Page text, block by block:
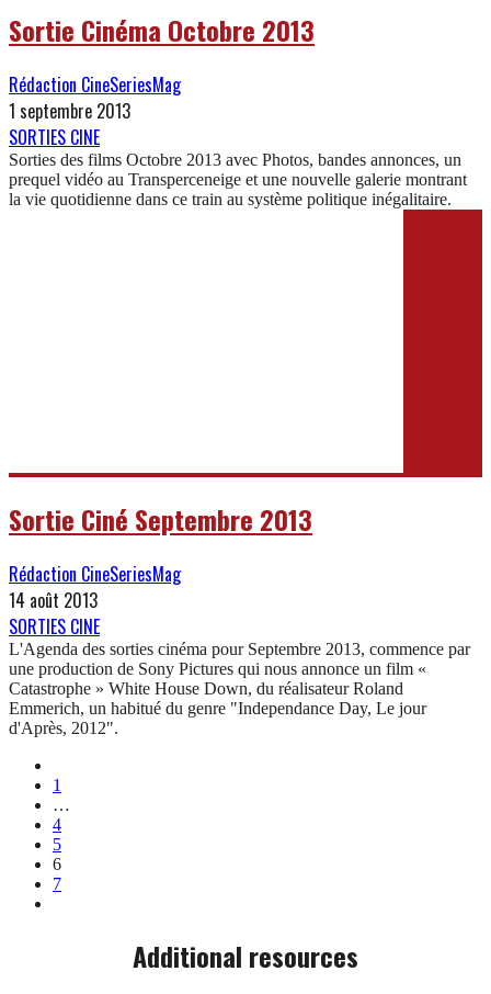
Sortie Cinéma Octobre 2013
Rédaction CineSeriesMag
1 septembre 2013
SORTIES CINE
Sorties des films Octobre 2013 avec Photos, bandes annonces, un
prequel vidéo au Transperceneige et une nouvelle galerie montrant
la vie quotidienne dans ce train au système politique inégalitaire.
Sortie Ciné Septembre 2013
Rédaction CineSeriesMag
14 août 2013
SORTIES CINE
L'Agenda des sorties cinéma pour Septembre 2013, commence par
une production de Sony Pictures qui nous annonce un film «
Catastrophe » White House Down, du réalisateur Roland
Emmerich, un habitué du genre "Independance Day, Le jour
d'Après, 2012".
1
4
5
6
7
Additional resources